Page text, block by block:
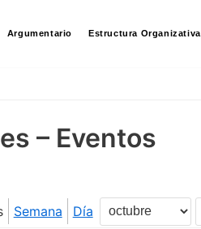
Argumentario Estructura Organizativa
– Eventos
Semana Día
Mes
Año